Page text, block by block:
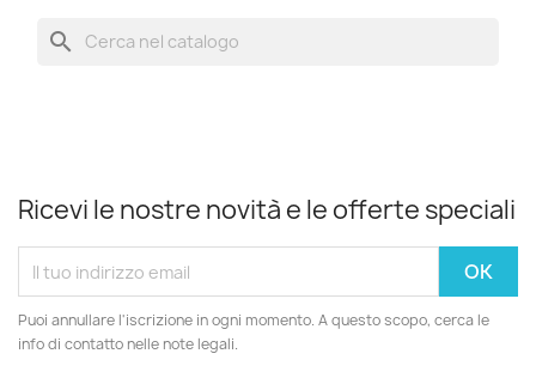
search
Ricevi le nostre novità e le offerte speciali
Puoi annullare l'iscrizione in ogni momento. A questo scopo, cerca le
info di contatto nelle note legali.